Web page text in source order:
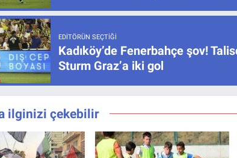
EDITÖRÜN SEÇTIĞI
Kadıköy’de Fenerbahçe şov!
Sturm Graz’a iki gol
ilginizi çekebilir